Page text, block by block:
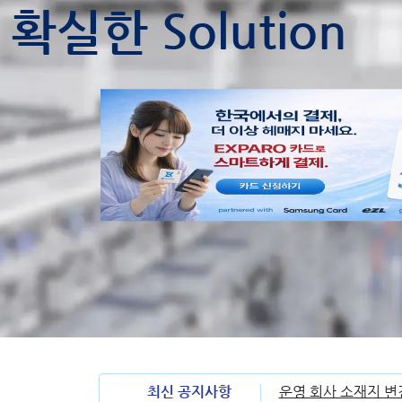
확실한 Solution
최신 공지사항 운영 회사 소재지 변